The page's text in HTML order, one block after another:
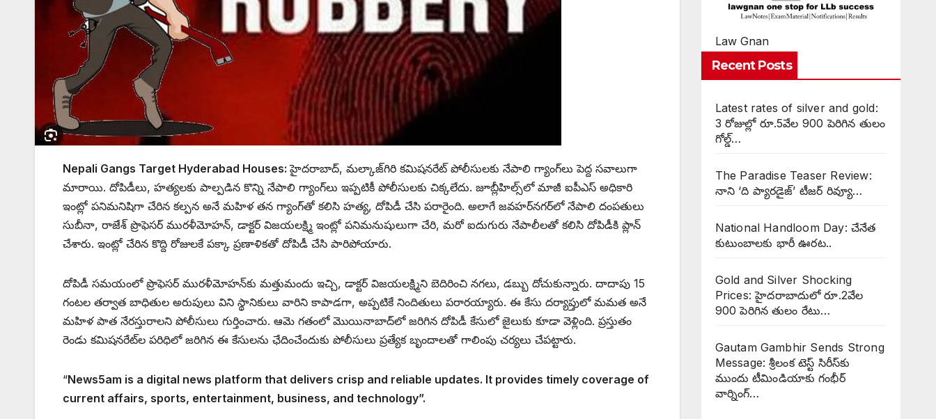
Nepali Gangs Target Hyderabad Houses:హైదరాబాద్, మల్కాజ్‌గిరి కమిషనరేట్ పోలీసులకు నేపాలి గ్యాంగ్‌లు పెద్ద సవాలుగా
మారాయి. దోపిడీలు, హత్యలకు పాల్పడిన కొన్ని నేపాలి గ్యాంగ్‌లు ఇప్పటికీ పోలీసులకు చిక్కలేదు. జూబ్లీహిల్స్‌లో మాజీ ఐపీఎస్ అధికారి
ఇంట్లో పనిమనిషిగా చేరిన కల్పన అనే మహిళ తన గ్యాంగ్‌తో కలిసి హత్య, దోపిడీ చేసి పరారైంది. అలాగే జవహర్‌నగర్‌లో నేపాలి దంపతులు
సుబీనా, రాజేశ్ ప్రొఫెసర్ మురళీమోహన్, డాక్టర్ విజయలక్ష్మి ఇంట్లో పనిమనుషులుగా చేరి, మరో ఐదుగురు నేపాలీలతో కలిసి దోపిడీకి ప్లాన్
చేశారు. ఇంట్లో చేరిన కొద్ది రోజులకే పక్కా ప్రణాళికతో దోపిడీ చేసి పారిపోయారు.
దోపిడీ సమయంలో ప్రొఫెసర్ మురళీమోహన్‌కు మత్తుమందు ఇచ్చి, డాక్టర్ విజయలక్ష్మిని బెదిరించి నగలు, డబ్బు దోచుకున్నారు. దాదాపు 15
గంటల తర్వాత బాధితుల అరుపులు విని స్థానికులు వారిని కాపాడగా, అప్పటికే నిందితులు పరారయ్యారు. ఈ కేసు దర్యాప్తులో మమత అనే
మహిళ పాత నేరస్తురాలని పోలీసులు గుర్తించారు. ఆమె గతంలో మొయినాబాద్‌లో జరిగిన దోపిడీ కేసులో జైలుకు కూడా వెళ్లింది. ప్రస్తుతం
రెండు కమిషనరేట్‌ల పరిధిలో జరిగిన ఈ కేసులను ఛేదించేందుకు పోలీసులు ప్రత్యేక బృందాలతో గాలింపు చర్యలు చేపట్టారు.
“News5am is a digital news platform that delivers crisp and reliable updates. It provides timely coverage of
current affairs, sports, entertainment, business, and technology”.
Law Gnan
Recent Posts
Latest rates of silver and gold:
3 రోజుల్లో రూ.5వేల 900 పెరిగిన తులం
గోల్డ్…
The Paradise Teaser Review:
నాని ‘ది ప్యారడైజ్’ టీజర్ రివ్యూ…
National Handloom Day: చేనేత
కుటుంబాలకు భారీ ఊరట..
Gold and Silver Shocking
Prices: హైదరాబాదులో రూ.2వేల
900 పెరిగిన తులం రేటు…
Gautam Gambhir Sends Strong
Message: శ్రీలంక టెస్ట్ సిరీస్‌కు
ముందు టీమిండియాకు గంభీర్
వార్నింగ్…